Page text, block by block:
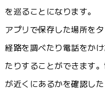
を巡ることになります。
アプリで保存した場所を
経路を調べたり電話をか
たりすることができます
が近くにあるかを確認し